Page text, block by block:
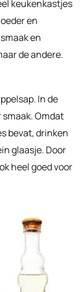
keukenkastjes
en
en
de andere.
In de
Omdat
bevat, drinken
glaasje. Door
heel goed voor